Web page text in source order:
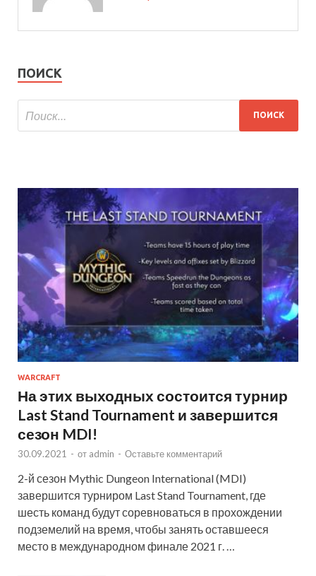
ПОИСК
WARCRAFT
На этих выходных состоится турнир
Last Stand Tournament и завершится
сезон MDI!
30.09.2021 - от admin - Оставьте комментарий
2-й сезон Mythic Dungeon International (MDI)
завершится турниром Last Stand Tournament, где
шесть команд будут соревноваться в прохождении
подземелий на время, чтобы занять оставшееся
место в международном финале 2021 г. …